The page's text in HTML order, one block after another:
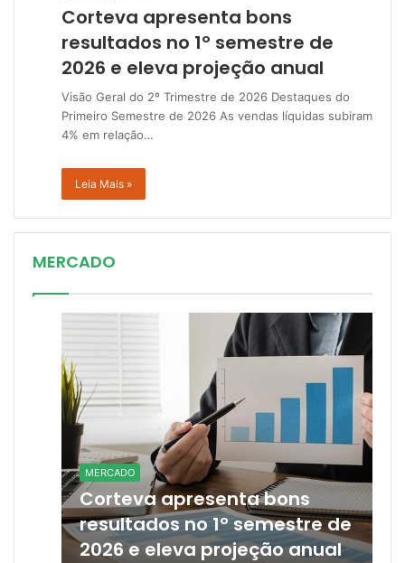
Corteva apresenta bons
resultados no 1º semestre de
2026 e eleva projeção anual
Visão Geral do 2º Trimestre de 2026 Destaques do
Primeiro Semestre de 2026 As vendas líquidas subiram
4% em relação…
Leia Mais »
MERCADO
MERCADO
Corteva apresenta bons
resultados no 1º semestre de
2026 e eleva projeção anual